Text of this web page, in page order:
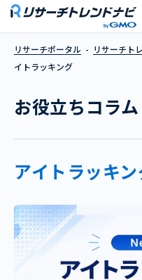
リサーチポータル リサーチト
イトラッキング
お役立ちコラム
アイトラッキ